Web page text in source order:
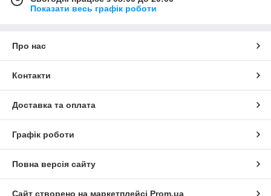
Показати весь графік роботи
Про нас
Контакти
Доставка та оплата
Графік роботи
Повна версія сайту
Сайт створено на маркетплейсі Prom.ua